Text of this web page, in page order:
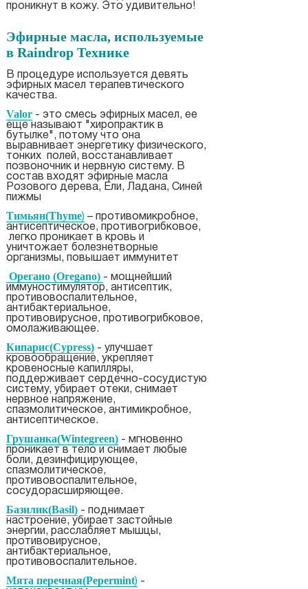
проникнут в кожу. Это удивительно!
Эфирные масла, используемые
в Raindrop Технике
В процедуре используется девять
эфирных масел терапевтического
качества.
Valor- это смесь эфирных масел, ее
еще называют "хиропрактик в
бутылке", потому что она
выравнивает энергетику физического,
тонких полей, восстанавливает
позвоночник и нервную систему. В
состав входят эфирные масла
Розового дерева, Ели, Ладана, Синей
пижмы
Тимьян(Thyme) – противомикробное,
антисептическое, противогрибковое,
легко проникает в кровь и
уничтожает болезнетворные
организмы, повышает иммунитет
Орегано (Oregano) - мощнейший
иммуностимулятор, антисептик,
противовоспалительное,
антибактериальное,
противовирусное, противогрибковое,
омолаживающее.
Кипарис(Cypress)- улучшает
кровообращение, укрепляет
кровеносные капилляры,
поддерживает сердечно-сосудистую
систему, убирает отеки, снимает
нервное напряжение,
спазмолитическое, антимикробное,
антисептическое.
Грушанка(Wintegreen)- мгновенно
проникает в тело и снимает любые
боли, дезинфицирующее,
спазмолитическое,
противовоспалительное,
сосудорасширяющее.
Базилик(Basil)- поднимает
настроение, убирает застойные
энергии, расслабляет мышцы,
противовирусное,
антибактериальное,
противовоспалительное.
Мята перечная(Pepermint) -